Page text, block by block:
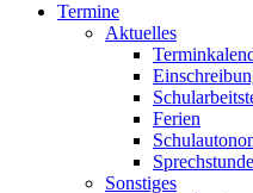
Termine
Aktuelles
Ferien
Sonstiges